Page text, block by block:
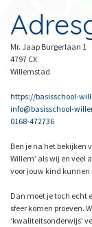
Mr. Jaap Burgerlaan 1
4797 CX
Willemstad
https://basisschool-
info@basisschool-
0168-472736
Ben je na het bekijken
Willem’ als wij en veel
voor jouw kind kunnen
Dan moet je toch echt
sfeer komen proeven.
‘kwaliteitsonderwijs’